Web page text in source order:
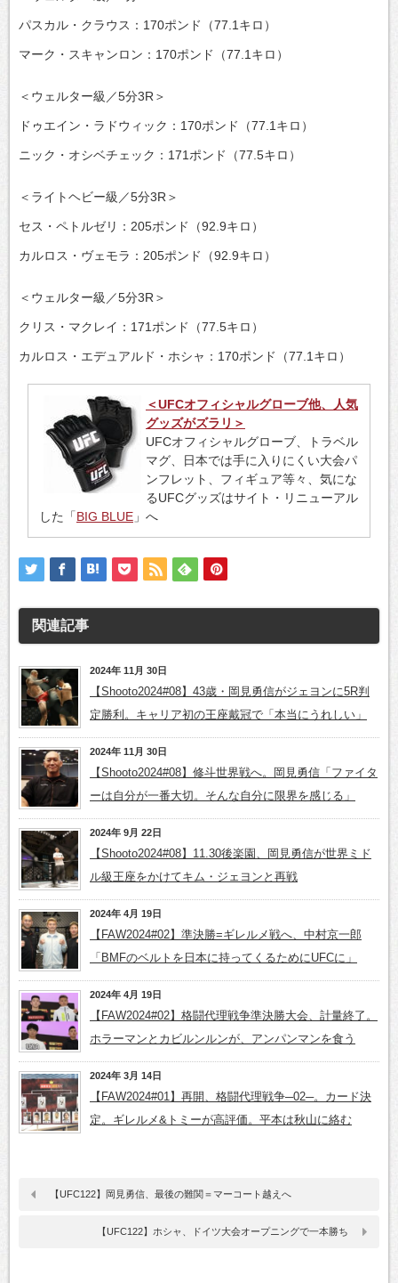
パスカル・クラウス：170ポンド（77.1キロ）
マーク・スキャンロン：170ポンド（77.1キロ）
＜ウェルター級／5分3R＞
ドゥエイン・ラドウィック：170ポンド（77.1キロ）
ニック・オシベチェック：171ポンド（77.5キロ）
＜ライトヘビー級／5分3R＞
セス・ペトルゼリ：205ポンド（92.9キロ）
カルロス・ヴェモラ：205ポンド（92.9キロ）
＜ウェルター級／5分3R＞
クリス・マクレイ：171ポンド（77.5キロ）
カルロス・エデュアルド・ホシャ：170ポンド（77.1キロ）
＜UFCオフィシャルグローブ他、人気
グッズがズラリ＞
UFCオフィシャルグローブ、トラベル
マグ、日本では手に入りにくい大会パ
ンフレット、フィギュア等々、気にな
るUFCグッズはサイト・リニューアル
した「BIG BLUE 」へ
関連記事
2024年 11月 30日
【Shooto2024#08】43歳・岡見勇信がジェヨンに5R判
定勝利。キャリア初の王座戴冠で「本当にうれしい」
2024年 11月 30日
【Shooto2024#08】修斗世界戦へ。岡見勇信「ファイタ
ーは自分が一番大切。そんな自分に限界を感じる」
2024年 9月 22日
【Shooto2024#08】11.30後楽園、岡見勇信が世界ミド
ル級王座をかけてキム・ジェヨンと再戦
2024年 4月 19日
【FAW2024#02】準決勝=ギレルメ戦へ、中村京一郎
「BMFのベルトを日本に持ってくるためにUFCに」
2024年 4月 19日
【FAW2024#02】格闘代理戦争準決勝大会、計量終了。
ホラーマンとカビルンルンが、アンパンマンを食う
2024年 3月 14日
【FAW2024#01】再開、格闘代理戦争─02─。カード決
定。ギレルメ&トミーが高評価。平本は秋山に絡む
【UFC122】岡見勇信、最後の難関＝マーコート越えへ
【UFC122】ホシャ、ドイツ大会オープニングで一本勝ち